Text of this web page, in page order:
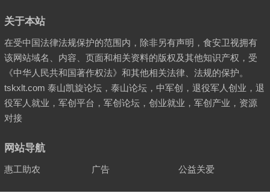
关于本站
在受中国法律法规保护的范围内，除非另有声明，食安卫视拥有
该网站域名、内容、页面和相关资料的版权及其他知识产权，受
《中华人民共和国著作权法》和其他相关法律、法规的保护。
tskxlt.com 泰山凯旋论坛，泰山论坛，中军创，退役军人创业，退
役军人就业，军创平台，军创论坛，创业就业，军创产业，资源
对接
网站导航
惠工助农 广告 公益关爱